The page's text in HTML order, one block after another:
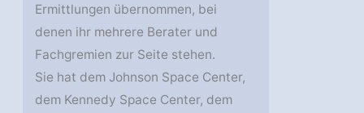
Ermittlungen übernommen, bei
denen ihr mehrere Berater und
Fachgremien zur Seite stehen.
Sie hat dem Johnson Space Center,
dem Kennedy Space Center, dem